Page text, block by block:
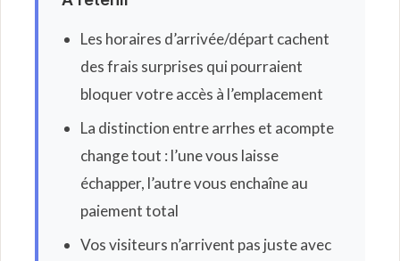
Les horaires d’arrivée/départ cachent
des frais surprises qui pourraient
bloquer votre accès à l’emplacement
La distinction entre arrhes et acompte
change tout : l’une vous laisse
échapper, l’autre vous enchaîne au
paiement total
Vos visiteurs n’arrivent pas juste avec